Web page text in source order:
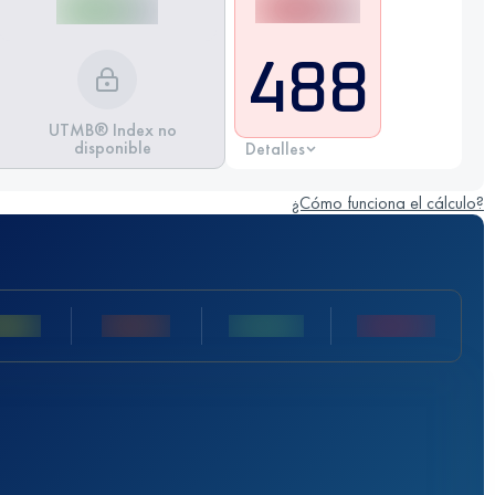
UTMB® Index no
disponible
488
Detalles
¿Cómo funciona el cálculo?